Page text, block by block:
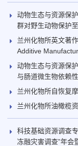
动物生态与资源保
群对野生动物保护
兰州化物所英文著
Additive
动物生态与资源保
与肠道微生物依赖
兰州化物所自恢复
兰州化物所油橄榄
科技基础资源调查
冻融灾害调查”年会